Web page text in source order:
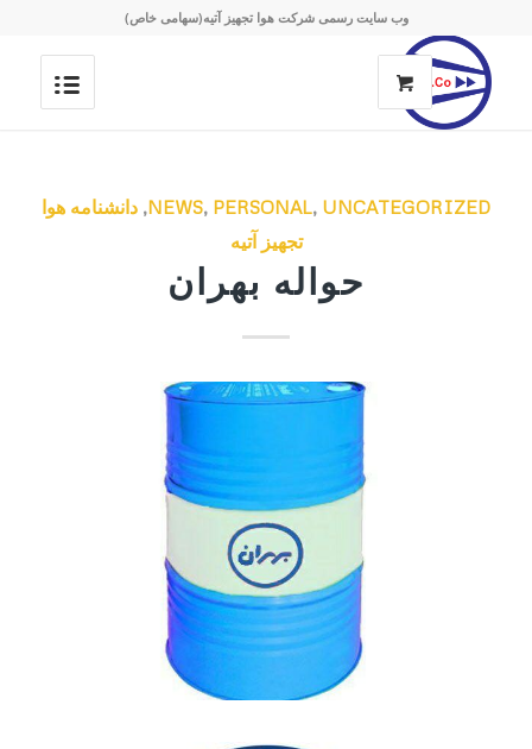
وب سایت رسمی شرکت هوا تجهیز آتیه(سهامی خاص)
NEWS, PERSONAL, UNCATEGORIZED
, دانشنامه هوا
تجهیز آتیه
حواله بهران